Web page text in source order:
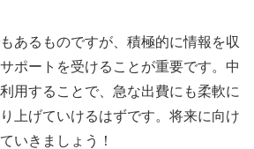
あるものですが、積極的に情報を収
ポートを受けることが重要です。中
用することで、急な出費にも柔軟に
上げていけるはずです。将来に向け
いきましょう！